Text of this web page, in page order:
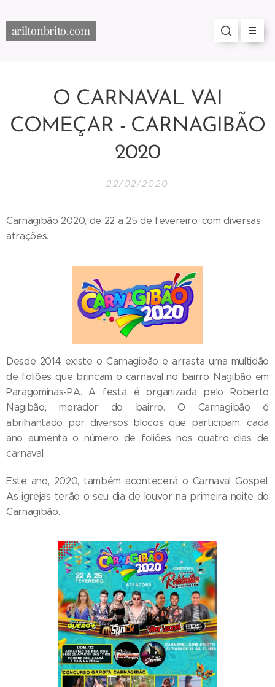
ariltonbrito.com
O CARNAVAL VAI
COMEÇAR - CARNAGIBÃO
2020
22/02/2020
Carnagibão 2020, de 22 a 25 de fevereiro, com diversas
atrações.
Desde 2014 existe o Carnagibão e arrasta uma multidão
de foliões que brincam o carnaval no bairro Nagibão em
Paragominas-PA. A festa é organizada pelo Roberto
Nagibão, morador do bairro. O Carnagibão é
abrilhantado por diversos blocos que participam, cada
ano aumenta o número de foliões nos quatro dias de
carnaval.
Este ano, 2020, também acontecerá o Carnaval Gospel.
As igrejas terão o seu dia de louvor na primeira noite do
Carnagibão.